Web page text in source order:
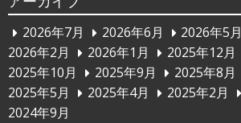
ー
シ
ョ
ン
2026年7月 2026年6月 2026年5月
2026年2月
2026年1月 2025年12月
2025年10月
2025年9月 2025年8月
2025年5月
2025年4月 2025年2月
2024年9月